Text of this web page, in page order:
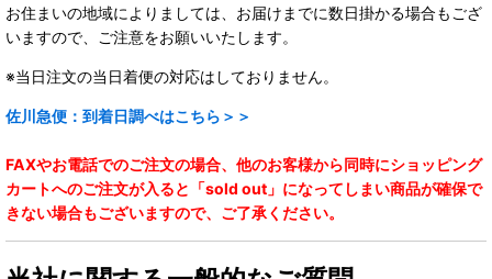
お住まいの地域によりましては、お届けまでに数日掛かる場合もござ
いますので、ご注意をお願いいたします。
※当日注文の当日着便の対応はしておりません。
佐川急便：到着日調べはこちら＞＞
FAXやお電話でのご注文の場合、他のお客様から同時にショッピング
カートへのご注文が入ると「sold out」になってしまい商品が確保で
きない場合もございますので、ご了承ください。